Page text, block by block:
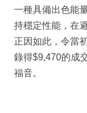
一種具備出色能
持穩定性能，在
正因如此，令當
錄得$9,470的成
福音。